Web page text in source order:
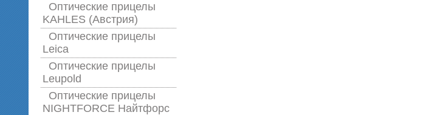
Оптические прицелы
KAHLES (Австрия)
Оптические прицелы
Leica
Оптические прицелы
Leupold
Оптические прицелы
NIGHTFORCE Найтфорс